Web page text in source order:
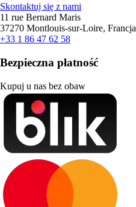
Skontaktuj się z nami
11 rue Bernard Maris
37270 Montlouis-sur-Loire, Francja
+33 1 86 47 62 58
Bezpieczna płatność
Kupuj u nas bez obaw